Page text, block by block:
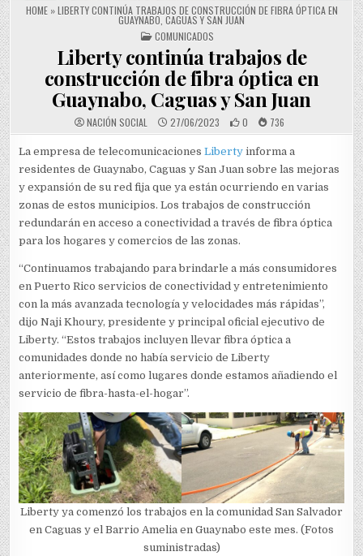
HOME»LIBERTY CONTINÚA TRABAJOS DE CONSTRUCCIÓN DE FIBRA ÓPTICA EN
GUAYNABO, CAGUAS Y SAN JUAN
POSTED IN
COMUNICADOS
Liberty continúa trabajos de
construcción de fibra óptica en
Guaynabo, Caguas y San Juan
NACIÓN SOCIAL 27/06/2023 0 736
La empresa de telecomunicacionesLiberty informa a
residentes de Guaynabo, Caguas y San Juan sobre las mejoras
y expansión de su red fija que ya están ocurriendo en varias
zonas de estos municipios. Los trabajos de construcción
redundarán en acceso a conectividad a través de fibra óptica
para los hogares y comercios de las zonas.
“Continuamos trabajando para brindarle a más consumidores
en Puerto Rico servicios de conectividad y entretenimiento
con la más avanzada tecnología y velocidades más rápidas”,
dijo Naji Khoury, presidente y principal oficial ejecutivo de
Liberty. “Estos trabajos incluyen llevar fibra óptica a
comunidades donde no había servicio de Liberty
anteriormente, así como lugares donde estamos añadiendo el
servicio de fibra-hasta-el-hogar”.
Liberty ya comenzó los trabajos en la comunidad San Salvador
en Caguas y el Barrio Amelia en Guaynabo este mes. (Fotos
suministradas)